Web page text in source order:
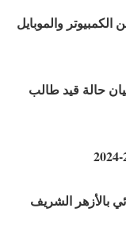
والموبايل
حالة قيد طالب
بالأزهر الشريف